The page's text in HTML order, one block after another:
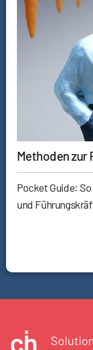
Methoden zur
Pocket Guide:
und